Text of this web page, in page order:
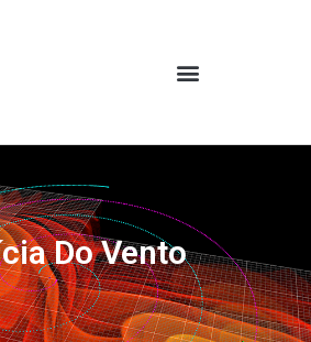
Do Vento